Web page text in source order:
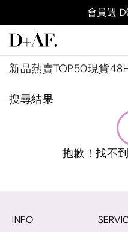
會員週
新品熱賣TOP50現貨
搜尋結果
抱歉！找不
INFO